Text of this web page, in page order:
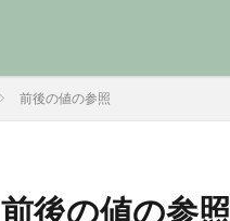
前後の値の参照
前後の値の参照